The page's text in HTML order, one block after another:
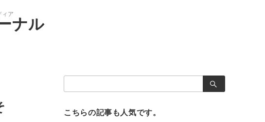
ア
ナル
索：
こちらの記事も人気です。